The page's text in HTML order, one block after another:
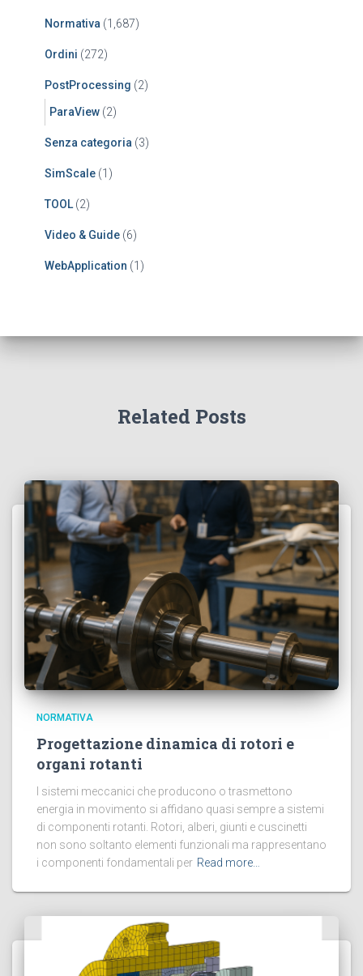
Normativa (1,687)
Ordini (272)
PostProcessing (2)
ParaView (2)
Senza categoria (3)
SimScale (1)
TOOL (2)
Video & Guide (6)
WebApplication (1)
Related Posts
NORMATIVA
Progettazione dinamica di rotori e
organi rotanti
I sistemi meccanici che producono o trasmettono
energia in movimento si affidano quasi sempre a sistemi
di componenti rotanti. Rotori, alberi, giunti e cuscinetti
non sono soltanto elementi funzionali ma rappresentano
i componenti fondamentali per Read more…